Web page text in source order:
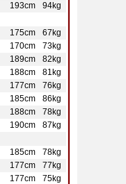
193cm
94kg
175cm
67kg
170cm
73kg
189cm
82kg
188cm
81kg
177cm
76kg
185cm
86kg
188cm
78kg
190cm
87kg
185cm
78kg
177cm
77kg
177cm
75kg